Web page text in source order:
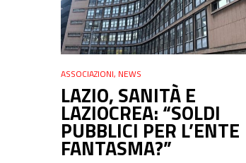
ASSOCIAZIONI, NEWS
LAZIO, SANITÀ E
LAZIOCREA: “SOLDI
PUBBLICI PER L’ENTE
FANTASMA?”